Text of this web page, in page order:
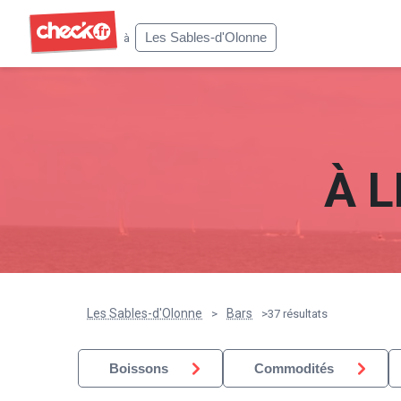
à
Les Sables-d'Olonne
À
Les Sables-d'Olonne > Bars >37 résultats
Boissons Commodités